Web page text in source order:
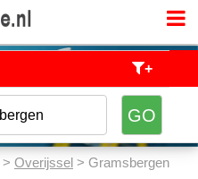
+
> Overijssel > Gramsbergen